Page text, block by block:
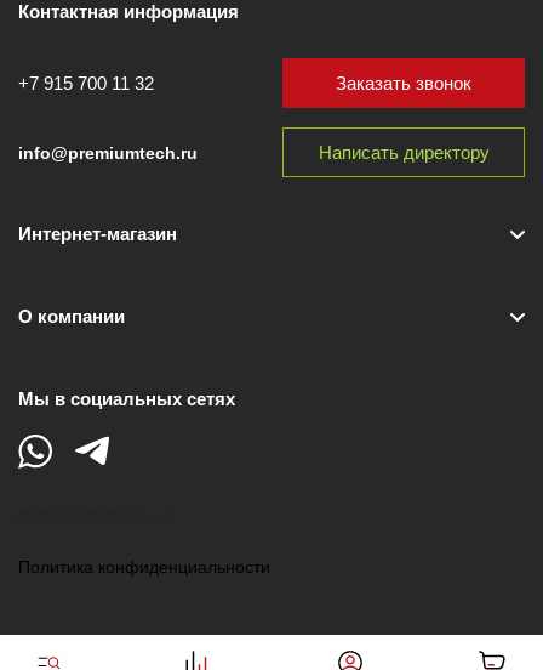
Контактная информация
+7 915 700 11 32
info@premiumtech.ru
Заказать звонок
Написать директору
Интернет-магазин
О компании
Мы в социальных сетях
Политика конфиденциальности